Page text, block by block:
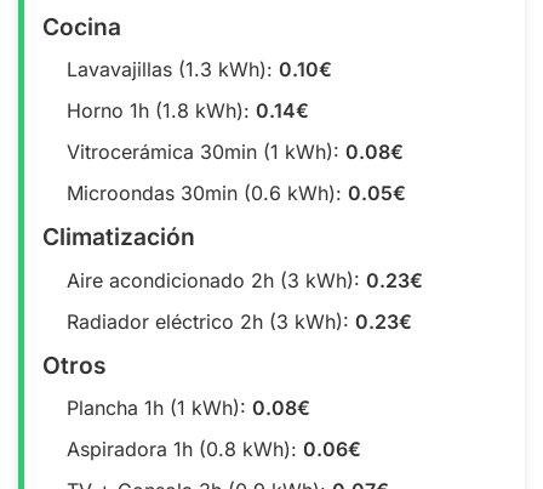
Cocina
Lavavajillas (1.3 kWh): 0.10€
Horno 1h (1.8 kWh): 0.14€
Vitrocerámica 30min (1 kWh): 0.08€
Microondas 30min (0.6 kWh): 0.05€
Climatización
Aire acondicionado 2h (3 kWh): 0.23€
Radiador eléctrico 2h (3 kWh): 0.23€
Otros
Plancha 1h (1 kWh): 0.08€
Aspiradora 1h (0.8 kWh): 0.06€